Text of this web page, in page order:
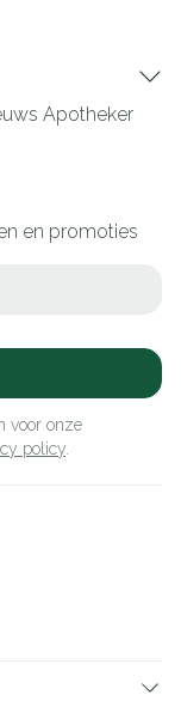
Apotheker
en promoties
voor onze
policy